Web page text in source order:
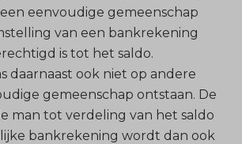
eenvoudige gemeenschap
van een bankrekening
is tot het saldo.
daarnaast ook niet op andere
gemeenschap ontstaan. De
man tot verdeling van het saldo
bankrekening wordt dan ook